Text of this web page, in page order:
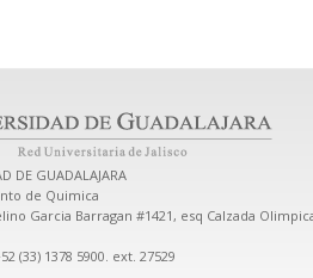
DE GUADALAJARA
de Quimica
Garcia Barragan #1421, esq Calzada
(33) 1378 5900. ext. 27529